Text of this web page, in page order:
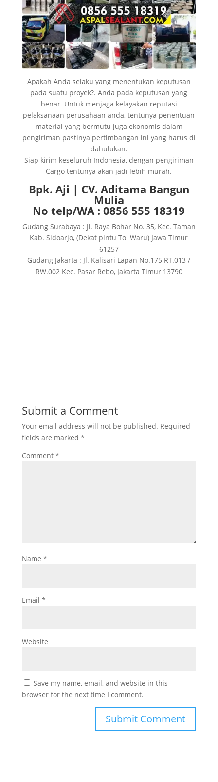
Apakah Anda selaku yang menentukan keputusan
pada suatu proyek?. Anda pada keputusan yang
benar. Untuk menjaga kelayakan reputasi
pelaksanaan perusahaan anda, tentunya penentuan
material yang bermutu juga ekonomis dalam
pengiriman pastinya pertimbangan ini yang harus di
dahulukan.
Siap kirim keseluruh Indonesia, dengan pengiriman
Cargo tentunya akan jadi lebih murah.
Bpk. Aji | CV. Aditama Bangun
Mulia
No telp/WA : 0856 555 18319
Gudang Surabaya : Jl. Raya Bohar No. 35, Kec. Taman
Kab. Sidoarjo, (Dekat pintu Tol Waru) Jawa Timur
61257
Gudang Jakarta : Jl. Kalisari Lapan No.175 RT.013 /
RW.002 Kec. Pasar Rebo, Jakarta Timur 13790
Submit a Comment
Your email address will not be published. Required
fields are marked *
Comment *
Name *
Email *
Website
Save my name, email, and website in this
browser for the next time I comment.